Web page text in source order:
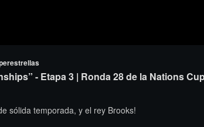
- Etapa 3 | Ronda 28 de la Nations
sólida temporada, y el rey Brooks!